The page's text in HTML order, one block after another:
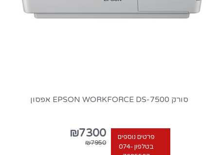
סורק EPSON WORKFORCE DS-7500 אפסון
פרטים נוספים
בטלפון 074-
₪7300
₪7950